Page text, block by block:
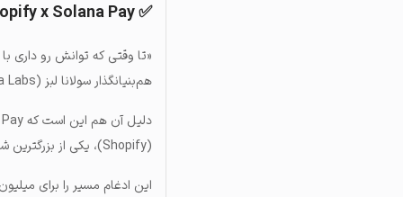
✅ Shopify x Solana Pay
هم‌بنیانگذار سولانا لبز (Solana Labs) بیان کرده است.
(Shopify)، یکی از بزرگترین شرکت‌های تجارت الکترونیک جهان، تأیید و ادغام شده است.
این ادغام مسیر را برای